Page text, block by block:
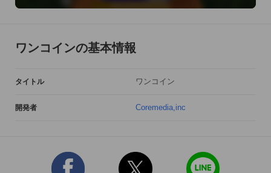
左上の着せ替えボタンで着せ替えも可能
ワンコインの基本情報
タイトル ワンコイン
開発者 Coremedia,inc